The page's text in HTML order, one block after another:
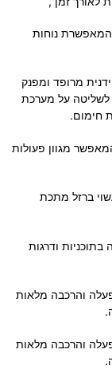
נוחות
מרופד ומפנק
רחוק מלא לשליטה על מערכת
מגוון פעולות
ברזל מתכת
ודרגות
והרכבה מלאות
והרכבה מלאות